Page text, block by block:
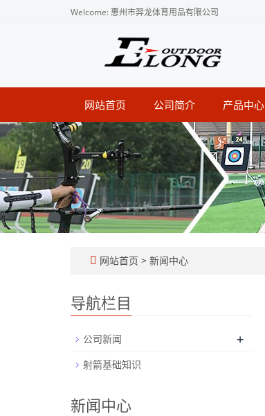
Welcome: 惠州市羿龙体育用品有限公司
网站首页 公司简介 产品中心
网站首页 > 新闻中心
导航栏目
公司新闻 +
射箭基础知识
新闻中心